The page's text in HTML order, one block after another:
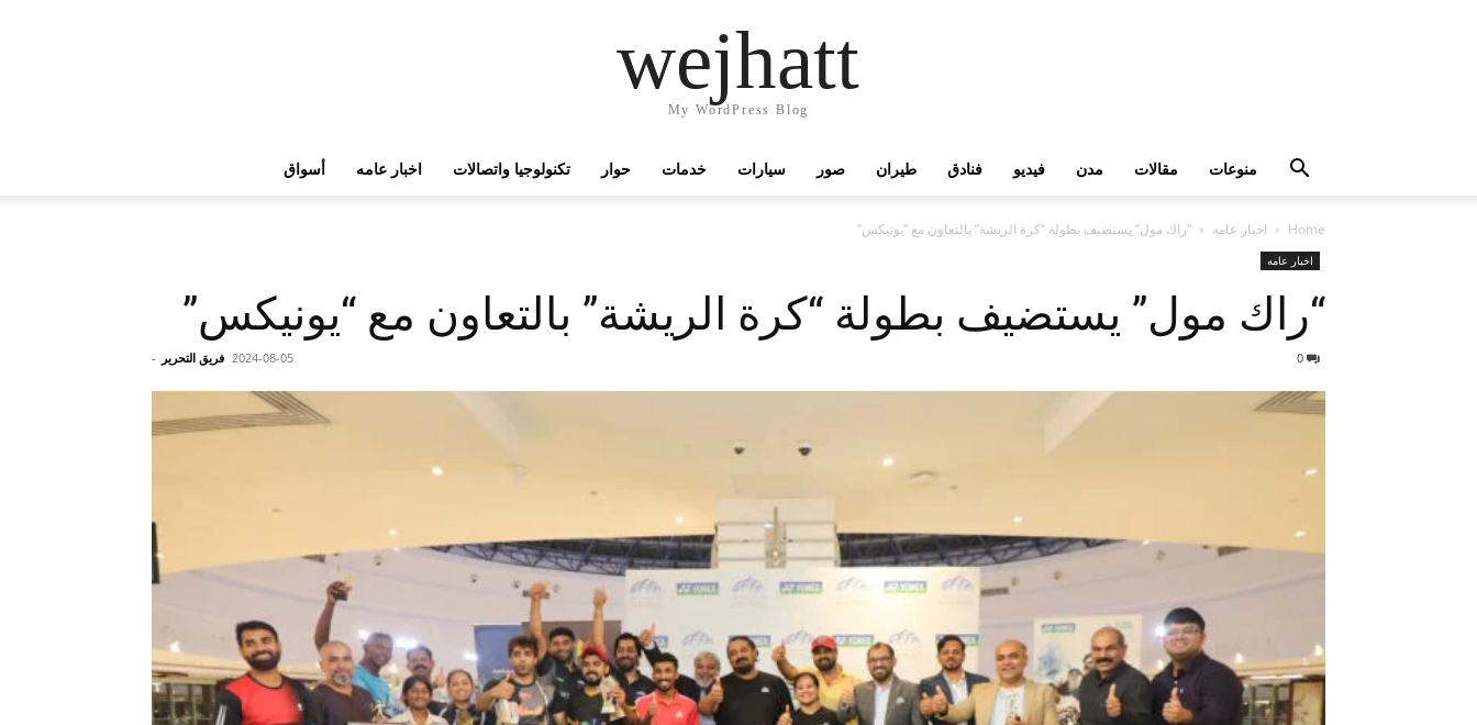
wejhatt
My WordPress Blog
أسواق اخبار عامه تكنولوجيا واتصالات حوار خدمات سيارات صور طيران فنادق فيديو مدن مقالات منوعات
Home اخبار عامه “راك مول” يستضيف بطولة “كرة الريشة” بالتعاون مع “يونيكس”
اخبار عامه
“راك مول” يستضيف بطولة “كرة الريشة” بالتعاون مع “يونيكس”
فريق التحرير - 2024-08-05